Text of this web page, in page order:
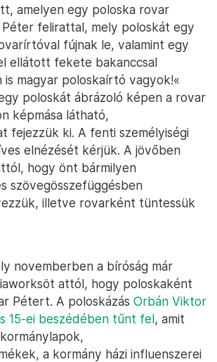
amelyen egy poloska rovar
felirattal, mely poloskát egy
fújnak le, valamint egy
ellátott fekete bakanccsal
is magyar poloskaírtó vagyok!«
poloskát ábrázoló képen a rovar
képmása látható,
fejezzük ki. A fenti személyiségi
elnézését kérjük. A jövőben
hogy önt bármilyen
szövegösszefüggésben
illetve rovarként tüntessük
novemberben a bíróság már
attól, hogy poloskaként
Pétert. A poloskázás Orbán Viktor
15-ei beszédében tűnt fel, amit
a kormány házi influenszerei